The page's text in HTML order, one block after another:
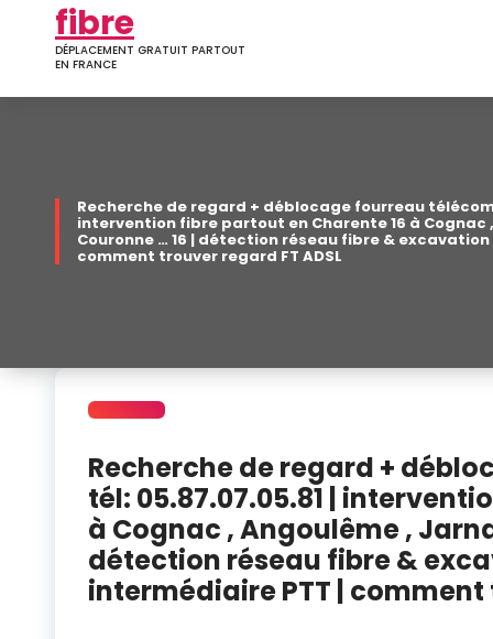
DÉPLACEMENT GRATUIT PARTOUT
EN FRANCE
Recherche de regard + déblocage fourreau télécom
intervention fibre partout en Charente 16 à Cognac
Couronne … 16 | détection réseau fibre &
comment trouver regard FT ADSL
Recherche de regard +
tél: 05.87.07.05.81 |
à Cognac , Angoulême ,
détection réseau fibre &
intermédiaire PTT | comment